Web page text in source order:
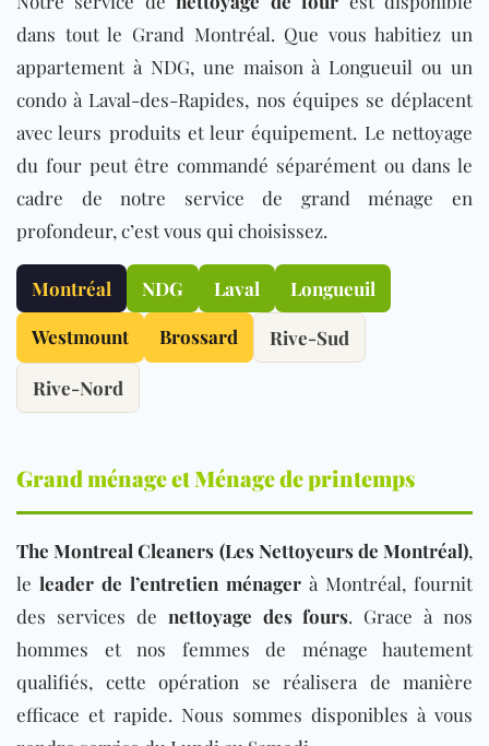
dans tout le Grand Montréal. Que vous habitiez un
appartement à NDG, une maison à Longueuil ou un
condo à Laval-des-Rapides, nos équipes se déplacent
avec leurs produits et leur équipement. Le nettoyage
du four peut être commandé séparément ou dans le
cadre de notre service de grand ménage en
profondeur, c’est vous qui choisissez.
Montréal NDG Laval
Longueuil
Westmount
Brossard Rive-Sud
Rive-Nord
Grand ménage et Ménage de printemps
The Montreal Cleaners (Les Nettoyeurs de Montréal),
le leader de l’entretien ménager à Montréal, fournit
des services de nettoyage des fours. Grace à nos
hommes et nos femmes de ménage hautement
qualifiés, cette opération se réalisera de manière
efficace et rapide. Nous sommes disponibles à vous